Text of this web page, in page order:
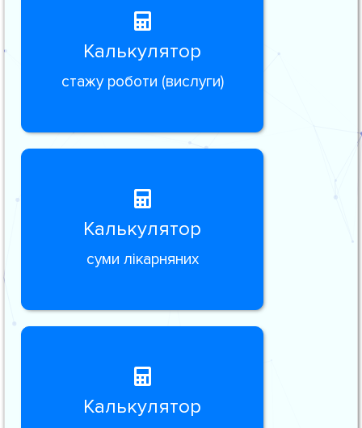
Калькулятор
стажу роботи (вислуги)
Калькулятор
суми лікарняних
Калькулятор